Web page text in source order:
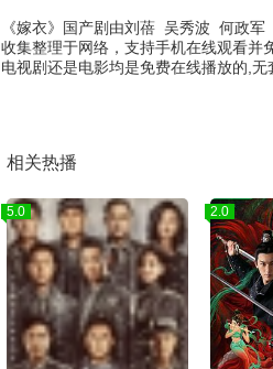
《嫁衣》国产剧由刘蓓 吴秀波 何政军
收集整理于网络，支持手机在线观看并
电视剧还是电影均是免费在线播放的,
相关热播
5.0 2.0